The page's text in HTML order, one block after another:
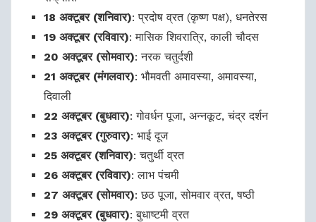
18 अक्टूबर (शनिवार): प्रदोष व्रत (कृष्ण पक्ष), धनतेरस
19 अक्टूबर (रविवार): मासिक शिवरात्रि, काली चौदस
20 अक्टूबर (सोमवार): नरक चतुर्दशी
21 अक्टूबर (मंगलवार): भौमवती अमावस्या, अमावस्या,
दिवाली
22 अक्टूबर (बुधवार): गोवर्धन पूजा, अन्नकूट, चंद्र दर्शन
23 अक्टूबर (गुरुवार): भाई दूज
25 अक्टूबर (शनिवार): चतुर्थी व्रत
26 अक्टूबर (रविवार): लाभ पंचमी
27 अक्टूबर (सोमवार): छठ पूजा, सोमवार व्रत, षष्ठी
29 अक्टूबर (बुधवार): बुधाष्टमी व्रत